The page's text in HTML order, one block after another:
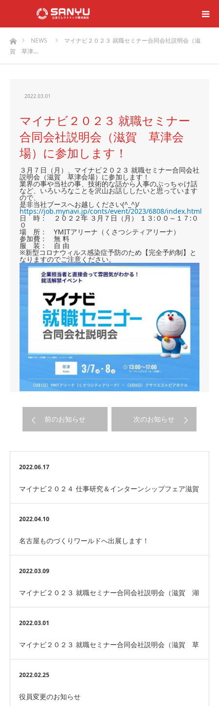
ホームNEWS
マイナビ２０２３ 就職セミナー合同会社説明会（滋
賀 草津…
2022.03.01
マイナビ２０２３ 就職セミナー
合同会社説明会（滋賀 草津会
場）に参加します！
３月７日（月）、マイナビ２０２３ 就職セミナー合同会社
説明会（滋賀 草津会場）に参加します！
業界の事や当社の事、技術的な話から人事のぶっちゃけ話
など、いろいろなことを沢山お話ししたいと思っています
ので、
是非当社ブースへお越しください(^_^)/
https://job.mynavi.jp/conts/event/2023/6808/index.html
日 時： ２０２２年 ３月７日（月） １３:００～１７:０
０
場 所： YMITアリーナ（くさつシティアリーナ）
参加費： 無 料
服 装： 自 由
※新型コロナウィルス感染症予防のため【完全予約制】と
なりますのでご注意ください。
前のお知らせ 次のお知らせ
2022.06.17
マイナビ２０２４ 仕事研究＆インターンシップフェア滋賀
へ参加します！
2022.04.10
名古屋ものづくりワールドへ出展します！
2022.03.09
マイナビ２０２３ 就職セミナー合同会社説明会（滋賀 湖
北会場）に参加します！
2022.03.01
マイナビ２０２３ 就職セミナー合同会社説明会（滋賀 草
津会場）に参加します！
2022.02.25
役員変更のお知らせ